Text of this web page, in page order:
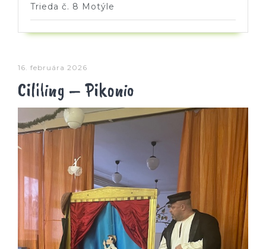
Trieda č. 8 Motýle
16. februára 2026
Cililing – Pikonio